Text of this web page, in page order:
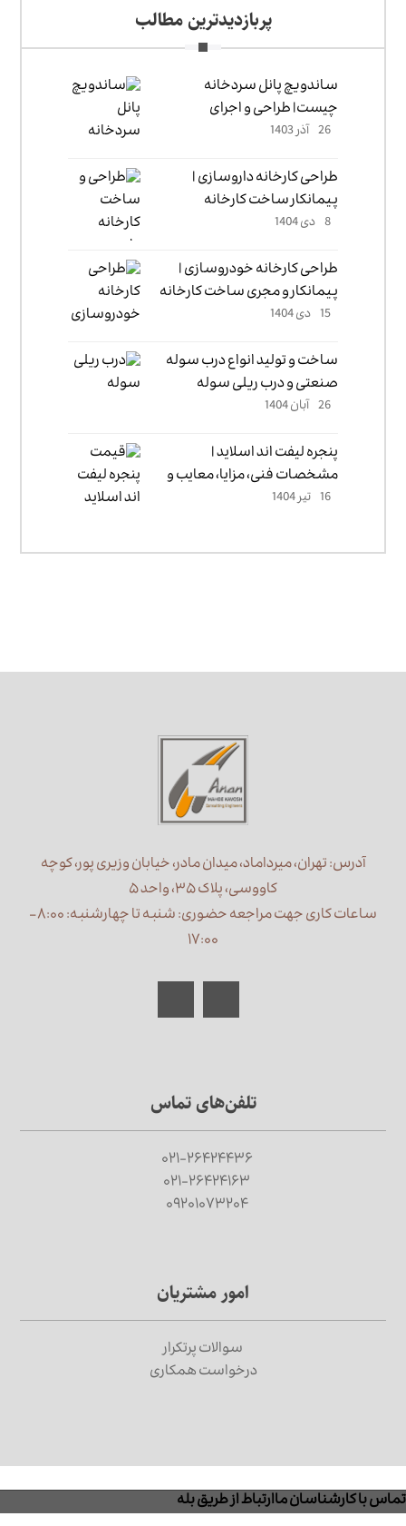
پربازدیدترین مطالب
ساندویچ پانل سردخانه
چیست| طراحی و اجرای
ساندویچ پانل سردخانه
26 آذر 1403
طراحی کارخانه داروسازی |
پیمانکار ساخت کارخانه
داروسازی
8 دی 1404
طراحی کارخانه خودروسازی |
پیمانکار و مجری ساخت کارخانه
خودروسازی
15 دی 1404
ساخت و تولید انواع درب سوله
صنعتی و درب ریلی سوله
26 آبان 1404
پنجره لیفت اند اسلاید |
مشخصات فنی، مزایا، معایب و
قیمت 1405
16 تیر 1404
آدرس: تهران، میرداماد، میدان مادر، خیابان وزیری پور، کوچه
کاووسی، پلاک ۳۵، واحد ۵
ساعات کاری جهت مراجعه حضوری: شنبه تا چهارشنبه: ۸:۰۰ –
۱۷:۰۰
تلفن‌های تماس
۰۲۱-۲۶۴۲۴۴۳۶
۰۲۱-۲۶۴۲۴۱۶۳
۰۹۲۰۱۰۷۳۲۰۴
امور مشتریان
سوالات پرتکرار
درخواست همکاری
تماس با کارشناسان ماارتباط از طریق بله